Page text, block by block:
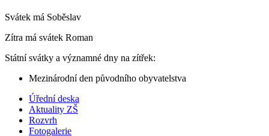
Svátek má Soběslav
Zítra má svátek Roman
Státní svátky a významné dny na zítřek:
Mezinárodní den původního obyvatelstva
Úřední deska
Aktuality ZŠ
Rozvrh
Fotogalerie